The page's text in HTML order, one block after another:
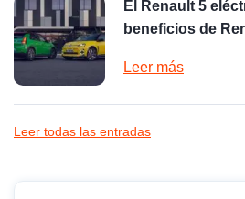
El Renault 5
beneficios de
Leer más
Leer todas las entradas